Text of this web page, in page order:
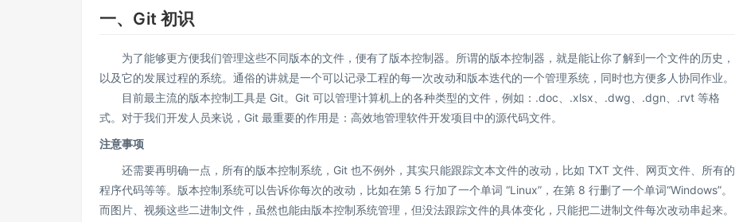
一、Git 初识
为了能够更方便我们管理这些不同版本的文件，便有了版本控制器。所谓的版本控制器，就是能让你了解到⼀个文件的历史，
以及它的发展过程的系统。通俗的讲就是⼀个可以记录工程的每⼀次改动和版本迭代的⼀个管理系统，同时也方便多⼈协同作业。
目前最主流的版本控制工具是 Git。Git 可以管理计算机上的各种类型的文件，例如：.doc、.xlsx、.dwg、.dgn、.rvt 等格
式。对于我们开发人员来说，Git 最重要的作用是：高效地管理软件开发项目中的源代码文件。
注意事项
还需要再明确一点，所有的版本控制系统，Git 也不例外，其实只能跟踪文本文件的改动，比如 TXT 文件、网页文件、所有的
程序代码等等。版本控制系统可以告诉你每次的改动，比如在第 5 行加了一个单词 “Linux”，在第 8 行删了一个单词“Windows”。
而图片、视频这些二进制文件，虽然也能由版本控制系统管理，但没法跟踪文件的具体变化，只能把二进制文件每次改动串起来。